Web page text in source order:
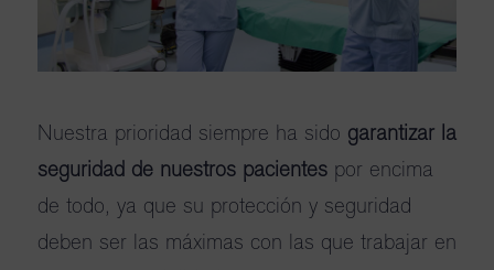
Nuestra prioridad siempre ha sido garantizar la
seguridad de nuestros pacientespor encima
de todo, ya que su protección y seguridad
deben ser las máximas con las que trabajar en